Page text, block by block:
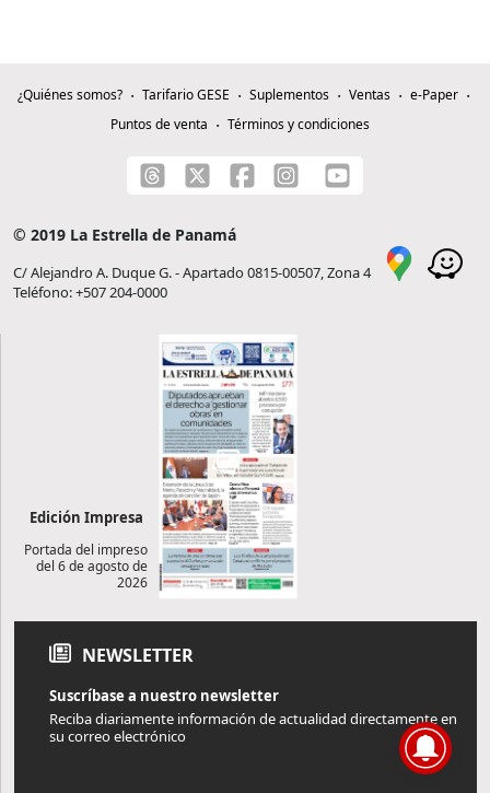
¿Quiénes somos? Tarifario GESE Suplementos Ventas
e-Paper
Puntos de venta
Términos y condiciones
© 2019 La Estrella de Panamá
C/ Alejandro A. Duque G. - Apartado 0815-00507, Zona 4
Teléfono: +507 204-0000
Edición Impresa
Portada del impreso
del 6 de agosto de
2026
NEWSLETTER
Suscríbase a nuestro newsletter
Reciba diariamente información de actualidad directamente en
su correo electrónico